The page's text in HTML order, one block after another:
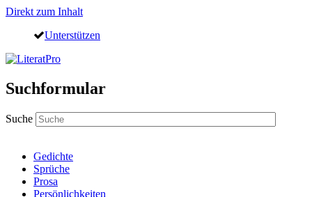
Direkt zum Inhalt
Unterstützen
Suchformular
Suche
Gedichte
Sprüche
Prosa
Persönlichkeiten